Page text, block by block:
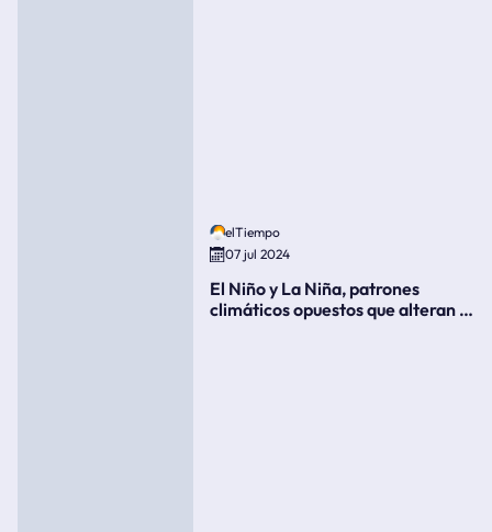
elTiempo
07 jul 2024
El Niño y La Niña, patrones
climáticos opuestos que alteran la